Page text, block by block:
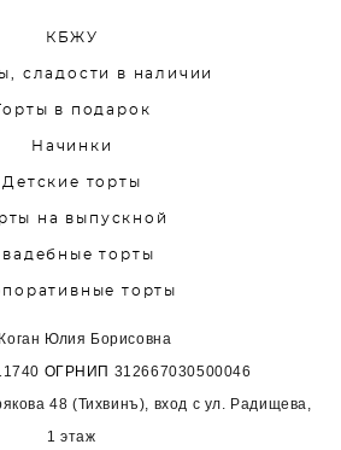
КБЖУ
сладости в наличии
в подарок
Начинки
Детские торты
на выпускной
торты
торты
Юлия Борисовна
ОГРНИП 312667030500046
48 (Тихвинъ), вход с ул. Радищева,
1 этаж